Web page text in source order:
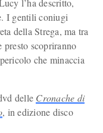
l’ha descritto,
I gentili coniugi
della Strega, ma tra
presto scopriranno
che minaccia
delle Cronache di
, in edizione disco